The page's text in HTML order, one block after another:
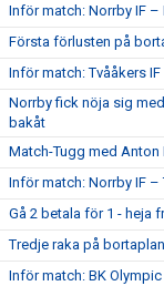
Inför match: Norrby IF –
Första förlusten på
Inför match: Tvååkers
Norrby fick nöja sig
bakåt
Match-Tugg med Anton
Inför match: Norrby IF –
Gå 2 betala för 1 - heja
Tredje raka på
Inför match: BK